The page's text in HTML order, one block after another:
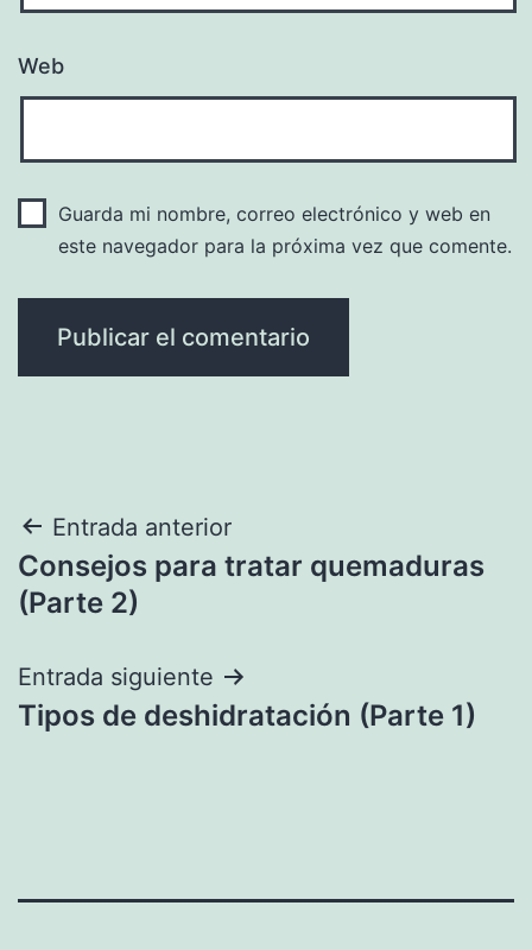
Web
Guarda mi nombre, correo electrónico y web en
este navegador para la próxima vez que comente.
Navegación
de
Entrada anterior
Consejos para tratar quemaduras
(Parte 2)
Entrada siguiente
Tipos de deshidratación (Parte 1)